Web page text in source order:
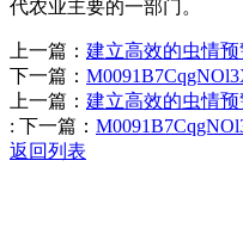
代农业主要的一部门。
上一篇： 建立高效的虫情
下一篇：
上一篇： 建立高效的虫情
: 下一篇：
返回列表